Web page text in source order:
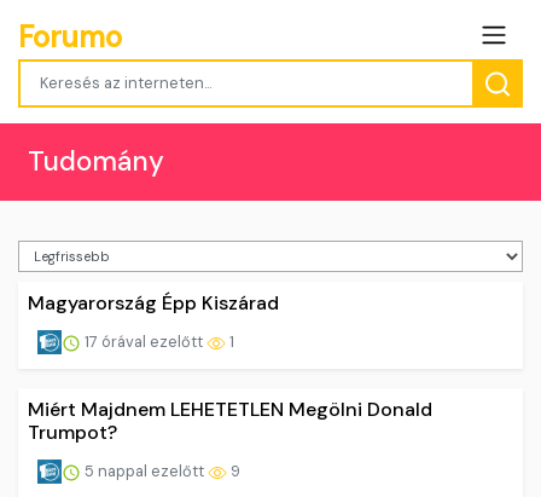
Forumo
Tudomány
Magyarország Épp Kiszárad
17 órával ezelőtt 1
Miért Majdnem LEHETETLEN Megölni Donald
Trumpot?
5 nappal ezelőtt 9